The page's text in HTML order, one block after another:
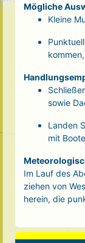
Mögliche
Kleine
sowie
Landen
mit
Im Lauf des
ziehen von
herein, die